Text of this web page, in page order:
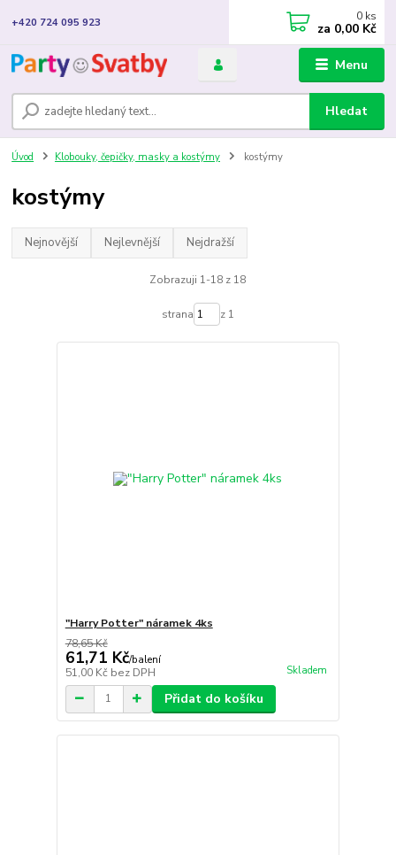
Menu
Hledat
+420 724 095 923 0 ks
za 0,00 Kč
Úvod Klobouky, čepičky, masky a kostýmy kostýmy
kostýmy
Nejnovější Nejlevnější Nejdražší
Zobrazuji 1-18 z 18
strana z 1
"Harry Potter" náramek 4ks
78,65 Kč
61,71 Kč/balení
51,00 Kč bez DPH Skladem
Přidat do košíku